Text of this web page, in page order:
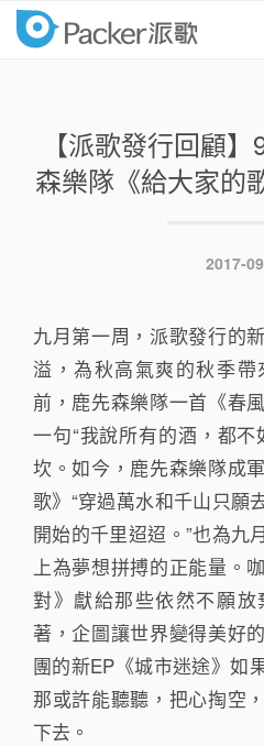
packer
【派歌發行回顧
森樂隊《給大家的
發
2017-
九月第一周，派歌發行的
溢，為秋高氣爽的秋季
前，鹿先森樂隊一首《春
一句“我說所有的酒，都
坎。如今，鹿先森樂隊成
歌》“穿過萬水和千山只願
開始的千里迢迢。”也為九
上為夢想拼搏的正能量。
對》獻給那些依然不願
著，企圖讓世界變得美好
團的新EP《城市迷途》如
那或許能聽聽，把心掏空
下去。